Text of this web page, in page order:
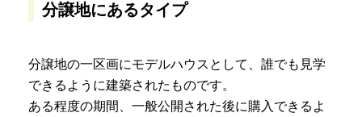
分譲地にあるタイプ
分譲地の一区画にモデルハウスとして、誰でも見学
できるように建築されたものです。
ある程度の期間、一般公開された後に購入できるよ